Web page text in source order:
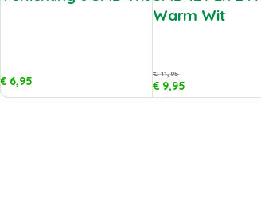
€6,95
Warm Wit
€11,95
€9,95